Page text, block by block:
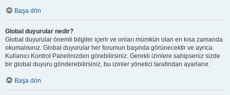
Başa dön
Global duyurular nedir?
Global duyurular önemli bilgiler içerir ve onları mümkün olan en kısa zamanda
okumalısınız. Global duyurular her forumun başında görünecektir ve ayrıca
Kullanıcı Kontrol Panelinizden görebilirsiniz. Gerekli izinlere sahipseniz sizde
bir global duyuru gönderebilirsiniz, bu izinler yönetici tarafından ayarlanır.
Başa dön